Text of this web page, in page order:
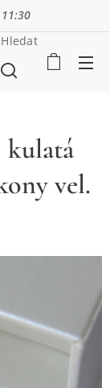
Hledat
kulatá
vel.